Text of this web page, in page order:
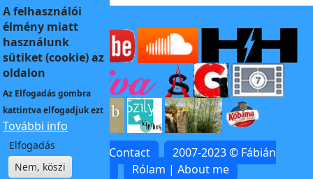
Kapcsolat | Contact
2007-2023 © Fábián
Rólam | About me
A felhasználói
élmény miatt
használunk
sütiket (cookie) az
oldalon
Az Elfogadásgombra
kattintva elfogadjuk ezt
További info
Elfogadás
Nem, köszi